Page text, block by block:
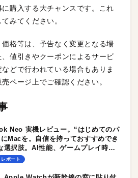
購入する大チャンスです。これ
みてください。
格等は、予告なく変更となる場
値引きやクーポンによるサービ
どで行われている場合もありま
ページ上でご確認ください。
Neo 実機レビュー。“はじめてのパ
Macを。自信を持っておすすめでき
選択肢。AI性能、ゲームプレイ時の
マンスもチェック！
レポート